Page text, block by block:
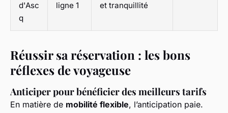
d'Asc
q
ligne 1
et tranquillité
Réussir sa réservation : les bons
réflexes de voyageuse
Anticiper pour bénéficier des meilleurs tarifs
En matière de mobilité flexible, l’anticipation paie.